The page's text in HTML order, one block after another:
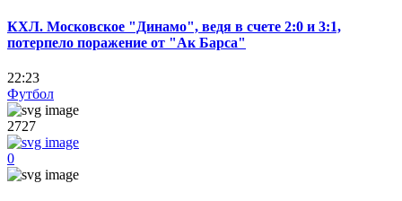
КХЛ. Московское "Динамо", ведя в счете 2:0 и 3:1,
потерпело поражение от "Ак Барса"
22:23
Футбол
2727
0